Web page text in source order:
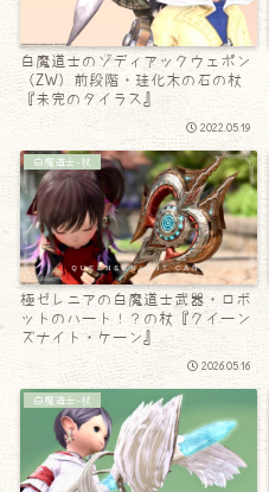
白魔道士のゾディアックウェポン
（ZW）前段階・珪化木の石の杖
『未完のタイラス』
2022.05.19
白魔道士-杖
極ゼレニアの白魔道士武器・ロボ
ットのハート！？の杖『クイーン
ズナイト・ケーン』
2026.05.16
白魔道士-杖